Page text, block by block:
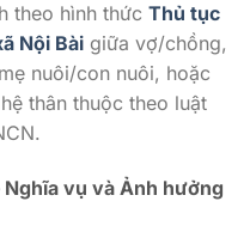
theo hình thức Thủ tục
Nội Bàigiữa vợ/chồng,
nuôi/con nuôi, hoặc
thân thuộc theo luật
Nghĩa vụ và Ảnh hưởng